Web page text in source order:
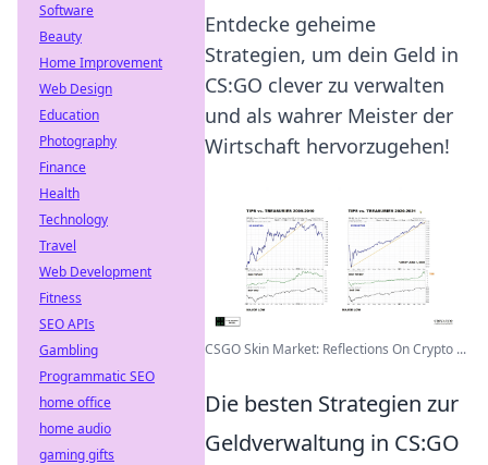
Entdecke geheime
Strategien, um dein Geld in
CS:GO clever zu verwalten
und als wahrer Meister der
Wirtschaft hervorzugehen!
CSGO Skin Market: Reflections On Crypto ...
Die besten Strategien zur
Geldverwaltung in CS:GO
Software
Beauty
Home Improvement
Web Design
Education
Photography
Finance
Health
Technology
Travel
Web Development
Fitness
SEO APIs
Gambling
Programmatic SEO
home office
home audio
gaming gifts